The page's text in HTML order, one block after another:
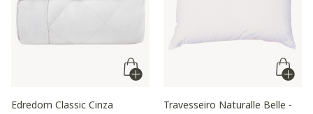
Edredom Classic Cinza
Travesseiro Naturalle Belle -